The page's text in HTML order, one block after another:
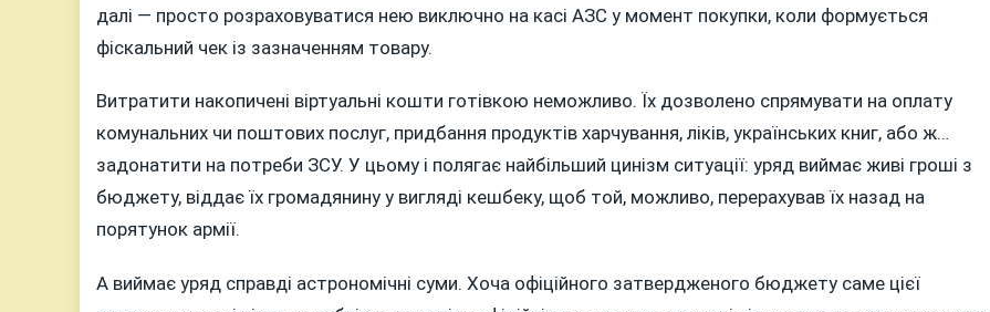
далі — просто розраховуватися нею виключно на касі АЗС у момент покупки, коли формується
фіскальний чек із зазначенням товару.
Витратити накопичені віртуальні кошти готівкою неможливо. Їх дозволено спрямувати на оплату
комунальних чи поштових послуг, придбання продуктів харчування, ліків, українських книг, або ж…
задонатити на потреби ЗСУ. У цьому і полягає найбільший цинізм ситуації: уряд виймає живі гроші з
бюджету, віддає їх громадянину у вигляді кешбеку, щоб той, можливо, перерахував їх назад на
порятунок армії.
А виймає уряд справді астрономічні суми. Хоча офіційного затвердженого бюджету саме цієї